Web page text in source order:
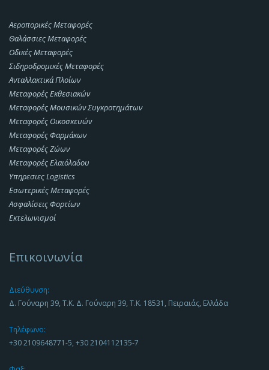
Αεροπορικές Μεταφορές
Θαλάσσιες Μεταφορές
Οδικές Μεταφορές
Σιδηροδρομικές Μεταφορές
Ανταλλακτικά Πλοίων
Μεταφορές Εκθεσιακών
Μεταφορές Μουσικών Συγκροτημάτων
Μεταφορές Οικοσκευών
Μεταφορές Φαρμάκων
Μεταφορές Ζώων
Μεταφορές Ελαιόλαδου
Υπηρεσιες Logistics
Εσωτερικές Μεταφορές
Ασφαλίσεις Φορτίων
Εκτελωνισμοί
Επικοινωνία
Διεύθυνση:
Δ. Γούναρη 39, Τ.Κ. Δ. Γούναρη 39, Τ.Κ. 18531, Πειραιάς, Ελλάδα
Τηλέφωνο:
+30 2109648771-5, +30 2104112135-7